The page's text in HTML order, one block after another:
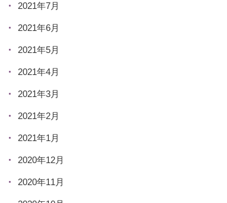
2021年7月
2021年6月
2021年5月
2021年4月
2021年3月
2021年2月
2021年1月
2020年12月
2020年11月